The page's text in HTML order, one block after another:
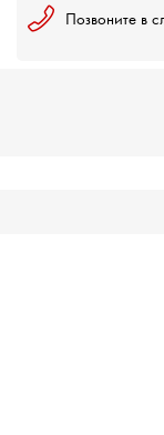
Позвоните в